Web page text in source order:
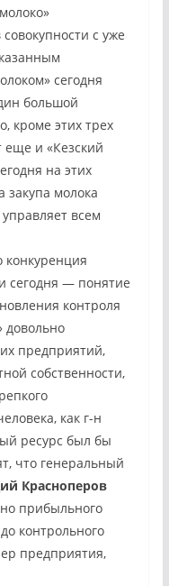
с уже
сегодня
большой
кроме этих трех
еще и «Кезский
на этих
закупа молока
всем
конкуренция
сегодня — понятие
контроля
довольно
предприятий,
собственности,
как г-н
ресурс был бы
что генеральный
Красноперов
прибыльного
контрольного
предприятия,